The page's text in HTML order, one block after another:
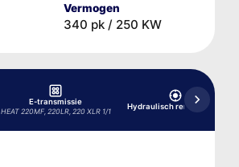
Vermogen
340 pk / 250 KW
E-transmissie
HEAT 220MF, 220LR, 220 XLR 1/1
Hydraulisch remsysteem